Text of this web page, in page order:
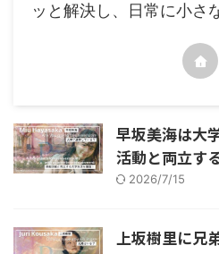
ッと解決し、日常に小さ
早坂美海は大
活動と両立す
2026/7/15
上坂樹里に兄